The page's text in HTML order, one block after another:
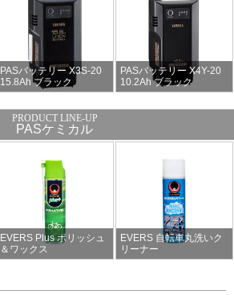
PASバッテリー X3S-20
15.8Ah ブラック
PASバッテリー X4Y-20
10.2Ah ブラック
PASケミカル
EVERS Plus ポリッシュ
＆ワックス
EVERS 自転車丸洗いク
リーナー